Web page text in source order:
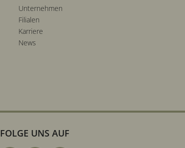
Unternehmen
Filialen
Karriere
News
FOLGE UNS AUF